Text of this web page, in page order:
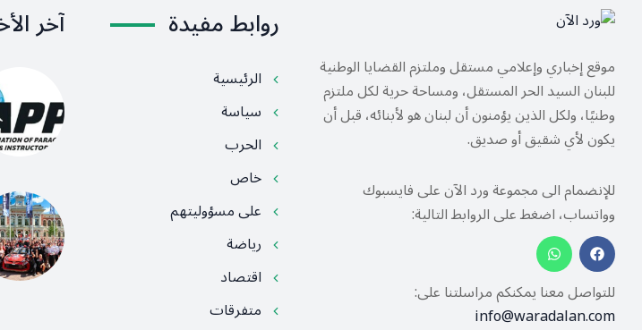
موقع إخباري وإعلامي مستقل وملتزم القضايا الوطنية
للبنان السيد الحر المستقل، ومساحة حرية لكل ملتزم
وطنيًا، ولكل الذين يؤمنون أن لبنان هو لأبنائه، قبل أن
يكون لأي شقيق أو صديق.
للإنضمام الى مجموعة ورد الآن على فايسبوك
وواتساب، اضغط على الروابط التالية:
للتواصل معنا يمكنكم مراسلتنا على:
info@waradalan.com
روابط مفيدة
الرئيسية
سياسة
الحرب
خاص
على مسؤوليتهم
رياضة
اقتصاد
متفرقات
آخر